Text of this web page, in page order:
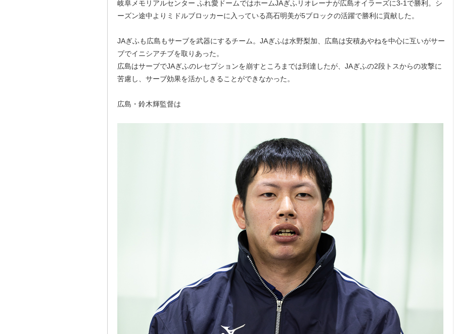
岐阜メモリアルセンター ふれ愛ドームではホームJAぎふリオレーナが広島オイラーズに3‐1で勝利。シ
ーズン途中よりミドルブロッカーに入っている髙石明美が5ブロックの活躍で勝利に貢献した。
JAぎふも広島もサーブを武器にするチーム。JAぎふは水野梨加、広島は安積あやねを中心に互いがサー
ブでイニシアチブを取りあった。
広島はサーブでJAぎふのレセプションを崩すところまでは到達したが、JAぎふの2段トスからの攻撃に
苦慮し、サーブ効果を活かしきることができなかった。
広島・鈴木輝監督は